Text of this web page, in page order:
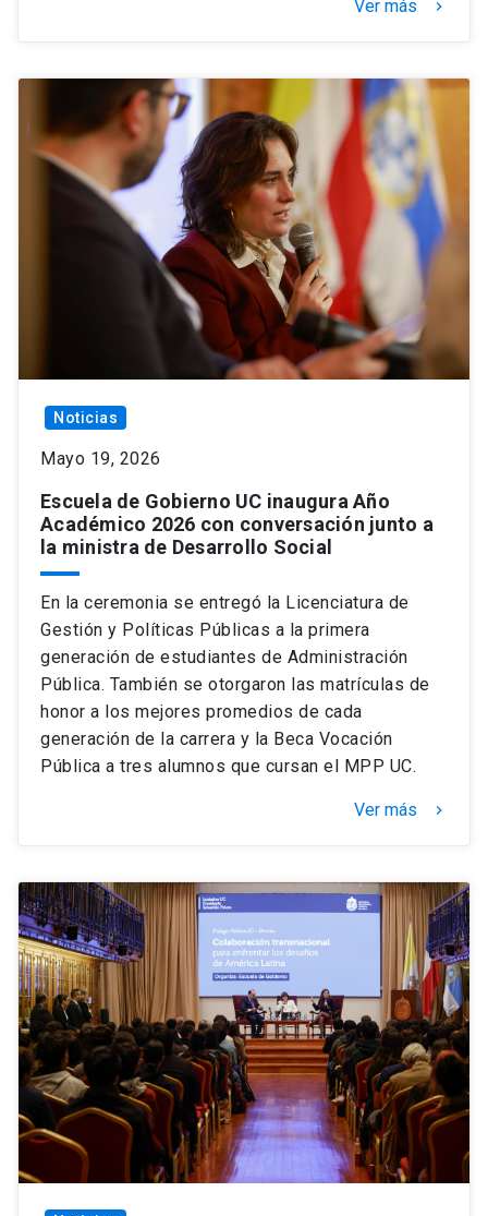
Ver más keyboard_arrow_right
Noticias
Mayo 19, 2026
Escuela de Gobierno UC inaugura Año
Académico 2026 con conversación junto a
la ministra de Desarrollo Social
En la ceremonia se entregó la Licenciatura de
Gestión y Políticas Públicas a la primera
generación de estudiantes de Administración
Pública. También se otorgaron las matrículas de
honor a los mejores promedios de cada
generación de la carrera y la Beca Vocación
Pública a tres alumnos que cursan el MPP UC.
Ver más keyboard_arrow_right